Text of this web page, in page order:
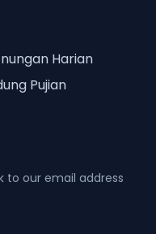
Harian
Pujian
to our email address